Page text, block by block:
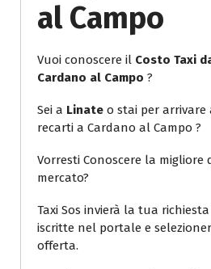
al Campo
Vuoi conoscere il Costo Taxi
Cardano al Campo ?
Sei a Linate o stai per arrivare
recarti a Cardano al Campo ?
Vorresti Conoscere la
mercato?
Taxi Sos invierà la tua
iscritte nel portale e
offerta.